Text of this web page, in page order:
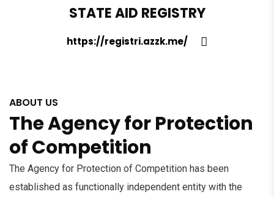
STATE AID REGISTRY
https://registri.azzk.me/
ABOUT US
The Agency for Protection
of Competition
The Agency for Protection of Competition has been
established as functionally independent entity with the